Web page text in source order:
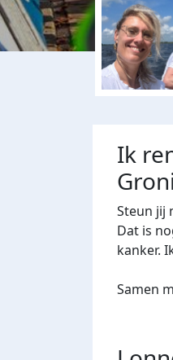
Ik
Steun jij
Dat is
kanker.
Samen